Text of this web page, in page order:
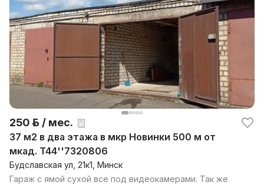
250 р. / мес.
37 м2 в два этажа в мкр Новинки 500 м от
мкад. Т44''7320806
Будславская ул, 21к1, Минск
Гараж с ямой сухой все под видеокамерами. Так же